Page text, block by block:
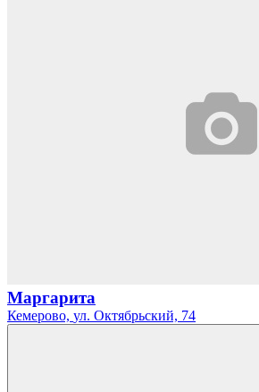
Маргарита
Кемерово, ул. Октябрьский, 74